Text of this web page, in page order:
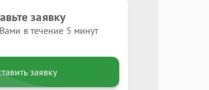
заявку
в течение 5 минут
заявку